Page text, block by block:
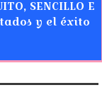
SENCILLO E
y el éxito